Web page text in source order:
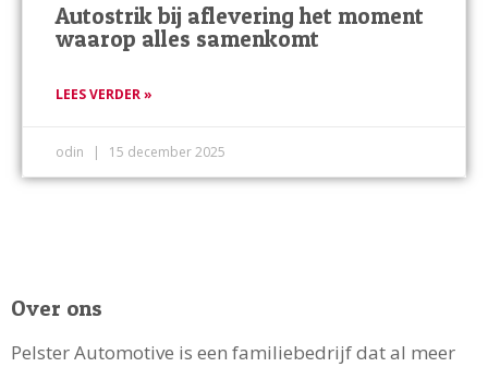
Autostrik bij aflevering het moment
waarop alles samenkomt
LEES VERDER »
odin 15 december 2025
Over ons
Pelster Automotive is een familiebedrijf dat al meer